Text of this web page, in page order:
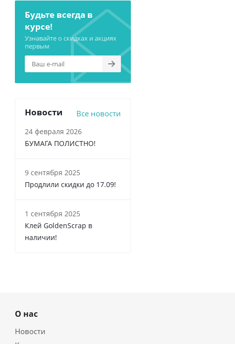
Будьте всегда в
курсе!
Узнавайте о скидках и акциях
первым
Новости Все новости
24 февраля 2026
БУМАГА ПОЛИСТНО!
9 сентября 2025
Продлили скидки до 17.09!
1 сентября 2025
Клей GoldenScrap в
наличии!
О нас
Новости